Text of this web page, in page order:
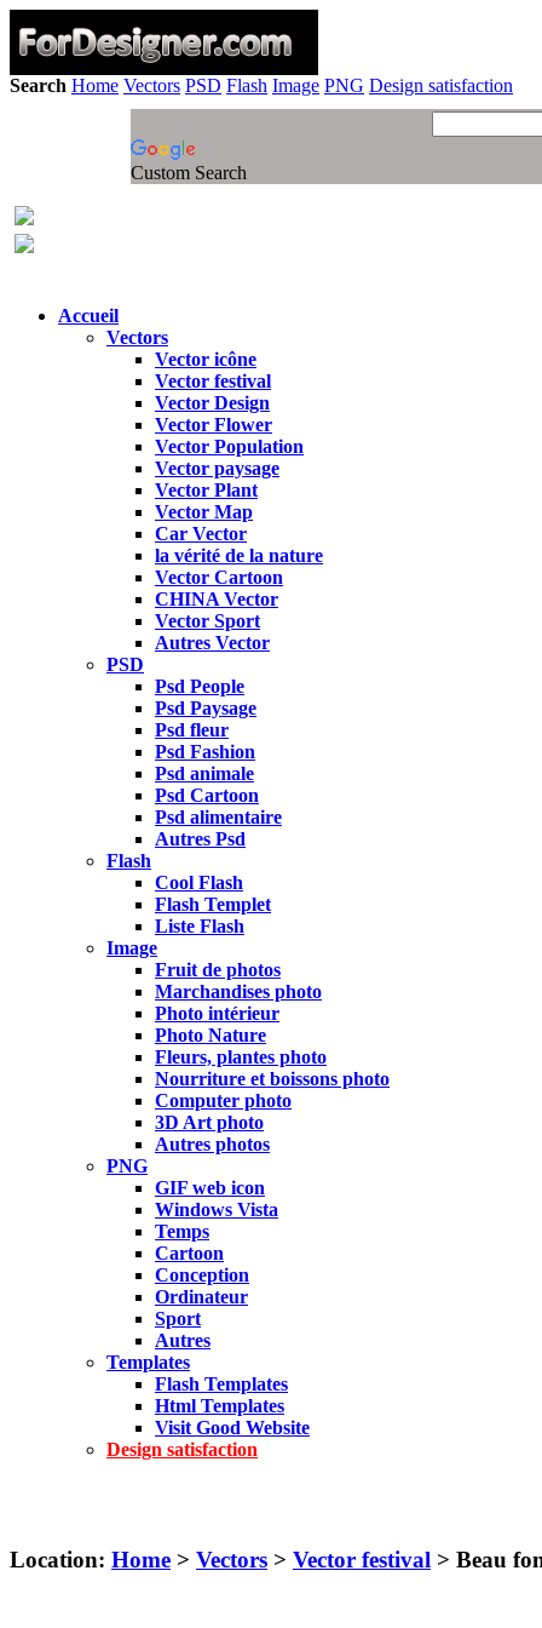
Search Home Vectors PSD Flash Image PNG Design satisfaction
Custom Search
Accueil
Vectors
Vector icône
Vector festival
Vector Design
Vector Flower
Vector Population
Vector paysage
Vector Plant
Vector Map
Car Vector
la vérité de la nature
Vector Cartoon
CHINA Vector
Vector Sport
Autres Vector
PSD
Psd People
Psd Paysage
Psd fleur
Psd Fashion
Psd animale
Psd Cartoon
Psd alimentaire
Autres Psd
Flash
Cool Flash
Flash Templet
Liste Flash
Image
Fruit de photos
Marchandises photo
Photo intérieur
Photo Nature
Fleurs, plantes photo
Nourriture et boissons photo
Computer photo
3D Art photo
Autres photos
PNG
GIF web icon
Windows Vista
Temps
Cartoon
Conception
Ordinateur
Sport
Autres
Templates
Flash Templates
Html Templates
Visit Good Website
Design satisfaction
Location: Home > Vectors > Vector festival > Beau